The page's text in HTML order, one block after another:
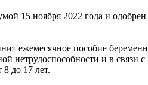
15 ноября 2022 года и
ежемесячное пособие
нетрудоспособности и в
8 до 17 лет.